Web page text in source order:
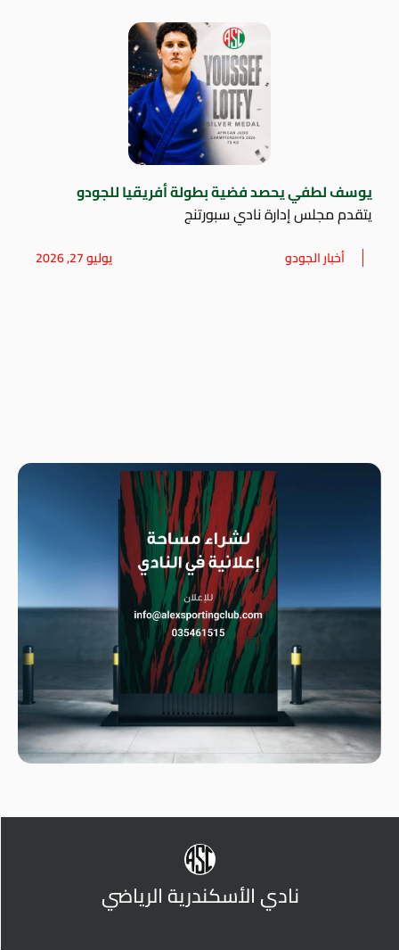
يوسف لطفي يحصد فضية بطولة أفريقيا للجودو
يتقدم مجلس إدارة نادي سبورتنج
أخبار الجودو يوليو 27, 2026
نادي الأسكندرية الرياضي